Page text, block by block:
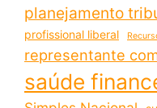
planejamento
profissional liberal
representante
saúde